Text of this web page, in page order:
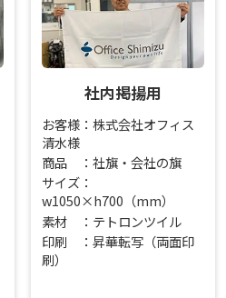
社内掲揚用
お客様：株式会社オフィス
清水様
商品 ：社旗・会社の旗
サイズ：
w1050×h700（mm）
素材 ：テトロンツイル
印刷 ：昇華転写（両面印
刷）